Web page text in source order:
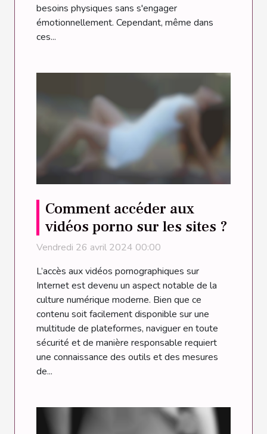
besoins physiques sans s'engager
émotionnellement. Cependant, même dans
ces...
Comment accéder aux
vidéos porno sur les sites ?
Vendredi 26 avril 2024 00:00
L’accès aux vidéos pornographiques sur
Internet est devenu un aspect notable de la
culture numérique moderne. Bien que ce
contenu soit facilement disponible sur une
multitude de plateformes, naviguer en toute
sécurité et de manière responsable requiert
une connaissance des outils et des mesures
de...